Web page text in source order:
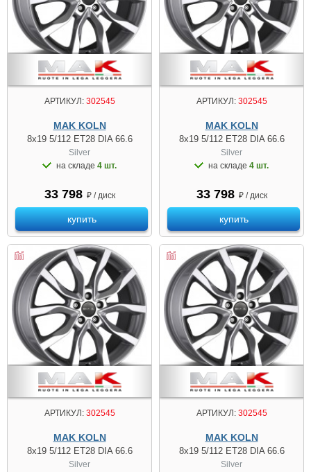
АРТИКУЛ:302545
MAK KOLN
8x19 5/112 ET28 DIA 66.6
Silver
на складе 4 шт.
33 798 ₽ / диск
купить
АРТИКУЛ:302545
MAK KOLN
8x19 5/112 ET28 DIA 66.6
Silver
на складе 4 шт.
33 798 ₽ / диск
купить
АРТИКУЛ:302545
MAK KOLN
8x19 5/112 ET28 DIA 66.6
Silver
АРТИКУЛ:302545
MAK KOLN
8x19 5/112 ET28 DIA 66.6
Silver